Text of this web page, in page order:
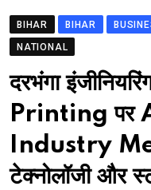
BIHAR BIHAR
NATIONAL
दरभंगा
Printing पर
Industry
टेक्नोलॉजी और